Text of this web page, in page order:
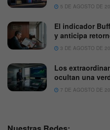
5 DE AGOSTO DE
El indicador
y anticipa
3 DE AGOSTO DE
Los
ocultan una
7 DE AGOSTO DE